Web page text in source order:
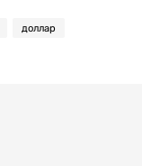
доллар